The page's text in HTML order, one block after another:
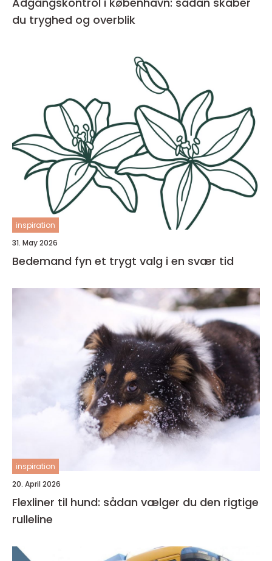
du tryghed og overblik
inspiration
31. May 2026
Bedemand fyn et trygt valg i en svær tid
inspiration
20. April 2026
Flexliner til hund: sådan vælger du den rigtige
rulleline